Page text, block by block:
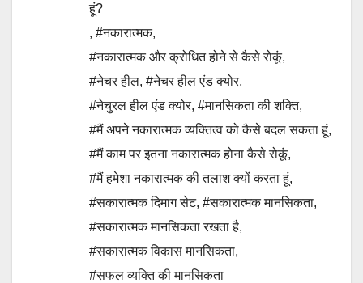
हूं?
, #नकारात्मक,
#नकारात्मक और क्रोधित होने से कैसे रोकूं,
#नेचर हील, #नेचर हील एंड क्योर,
#नेचुरल हील एंड क्योर, #मानसिकता की शक्ति,
#मैं अपने नकारात्मक व्यक्तित्व को कैसे बदल सकता हूं,
#मैं काम पर इतना नकारात्मक होना कैसे रोकूं,
#मैं हमेशा नकारात्मक की तलाश क्यों करता हूं,
#सकारात्मक दिमाग सेट, #सकारात्मक मानसिकता,
#सकारात्मक मानसिकता रखता है,
#सकारात्मक विकास मानसिकता,
#सफल व्यक्ति की मानसिकता